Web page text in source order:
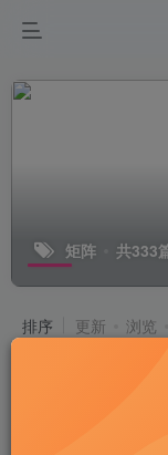
矩阵 共333
排序 更新 浏览